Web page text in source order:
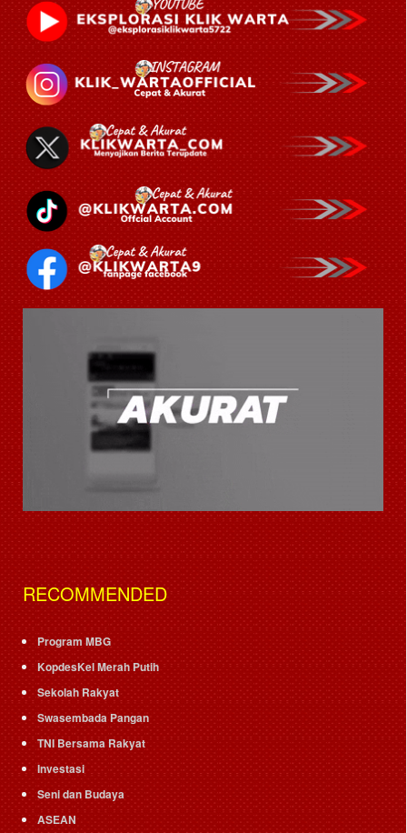
RECOMMENDED
Program MBG
KopdesKel Merah Putih
Sekolah Rakyat
Swasembada Pangan
TNI Bersama Rakyat
Investasi
Seni dan Budaya
ASEAN